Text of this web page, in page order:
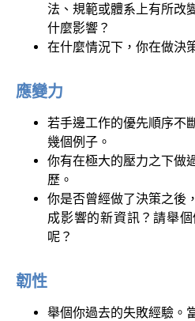
法、規範或體系上有所改
什麼影響？
在什麼情況下，你在做決
應變力
若手邊工作的優先順序不
幾個例子。
你有在極大的壓力之下做
歷。
你是否曾經做了決策之後
成影響的新資訊？請舉
呢？
韌性
舉個你過去的失敗經驗。